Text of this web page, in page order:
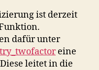
ist derzeit
dafür unter
eine
leitet in die